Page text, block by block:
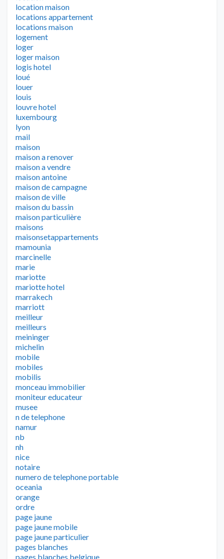
location maison
locations appartement
locations maison
logement
loger
loger maison
logis hotel
loué
louer
louis
louvre hotel
luxembourg
lyon
mail
maison
maison a renover
maison a vendre
maison antoine
maison de campagne
maison de ville
maison du bassin
maison particulière
maisons
maisonsetappartements
mamounia
marcinelle
marie
mariotte
mariotte hotel
marrakech
marriott
meilleur
meilleurs
meininger
michelin
mobile
mobiles
mobilis
monceau immobilier
moniteur educateur
musee
n de telephone
namur
nb
nh
nice
notaire
numero de telephone portable
oceania
orange
ordre
page jaune
page jaune mobile
page jaune particulier
pages blanches
pages blanches belgique